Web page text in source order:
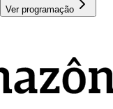
Ver programação